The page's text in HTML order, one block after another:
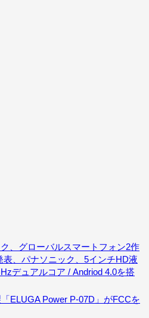
、グローバルスマートフォン2作
表、パナソニック、5インチHD液
デュアルコア / Andriod 4.0を搭
ELUGA Power P-07D」がFCCを